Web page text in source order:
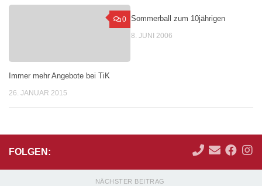
0
Immer mehr Angebote bei TiK
26. JANUAR 2015
Sommerball zum 10jährigen
8. JUNI 2006
FOLGEN:
NÄCHSTER BEITRAG